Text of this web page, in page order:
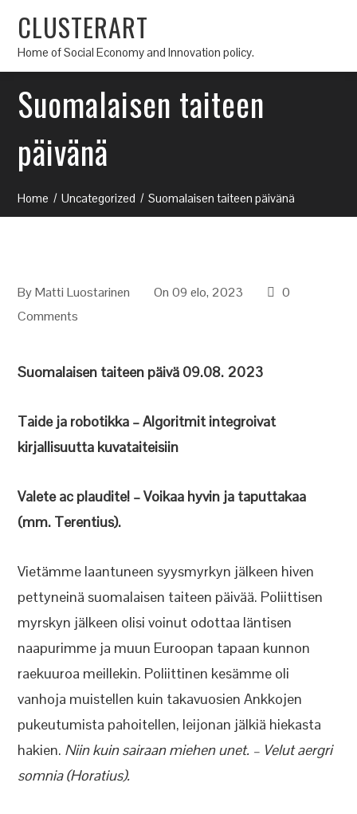
CLUSTERART
Home of Social Economy and Innovation policy.
Suomalaisen taiteen
päivänä
Home Uncategorized Suomalaisen taiteen päivänä
ByMatti Luostarinen On 09 elo, 2023
0
Comments
Suomalaisen taiteen päivä 09.08. 2023
Taide ja robotikka – Algoritmit integroivat
kirjallisuutta kuvataiteisiin
Valete ac plaudite! – Voikaa hyvin ja taputtakaa
(mm. Terentius).
Vietämme laantuneen syysmyrkyn jälkeen hiven
pettyneinä suomalaisen taiteen päivää. Poliittisen
myrskyn jälkeen olisi voinut odottaa läntisen
naapurimme ja muun Euroopan tapaan kunnon
raekuuroa meillekin. Poliittinen kesämme oli
vanhoja muistellen kuin takavuosien Ankkojen
pukeutumista pahoitellen, leijonan jälkiä hiekasta
hakien. Niin kuin sairaan miehen unet. – Velut aergri
somnia (Horatius).